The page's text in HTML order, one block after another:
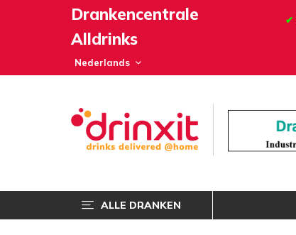
Drankencentrale
Alldrinks
✔
ALLE DRANKEN